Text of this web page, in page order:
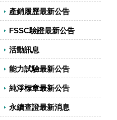
產銷履歷最新公告
FSSC驗證最新公告
活動訊息
能力試驗最新公告
純淨標章最新公告
永續查證最新消息